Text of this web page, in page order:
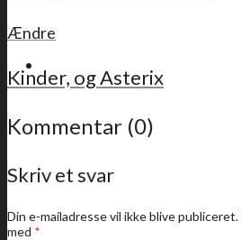
For medlemmer
Sidste nyt
Ændre
Kinder, og Asterix
Kommentar (0)
Skriv et svar
Din e-mailadresse vil ikke blive publiceret.
med *